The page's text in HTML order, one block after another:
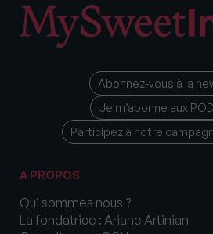
Abonnez-vous à la
Je m’abonne aux
Participez à notre
A PROPOS
Qui sommes nous ?
La fondatrice : Ariane Artinian